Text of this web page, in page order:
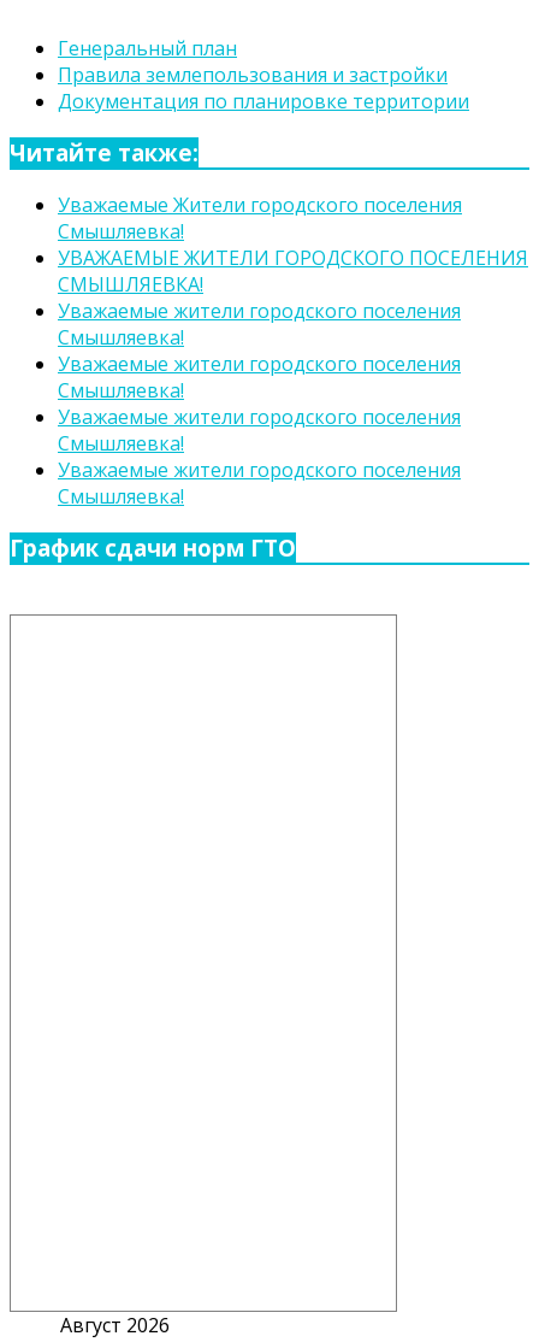
Генеральный план
Правила землепользования и застройки
Документация по планировке территории
Читайте также:
Уважаемые Жители городского поселения
Смышляевка!
УВАЖАЕМЫЕ ЖИТЕЛИ ГОРОДСКОГО ПОСЕЛЕНИЯ
СМЫШЛЯЕВКА!
Уважаемые жители городского поселения
Смышляевка!
Уважаемые жители городского поселения
Смышляевка!
Уважаемые жители городского поселения
Смышляевка!
Уважаемые жители городского поселения
Смышляевка!
График сдачи норм ГТО
Август 2026